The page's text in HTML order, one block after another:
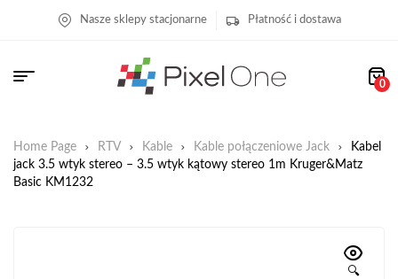
Nasze sklepy stacjonarne Płatność i dostawa
0
Home Page RTV Kable Kable połączeniowe Jack
Kabel
jack 3.5 wtyk stereo – 3.5 wtyk kątowy stereo 1m Kruger&Matz
Basic KM1232
🔍